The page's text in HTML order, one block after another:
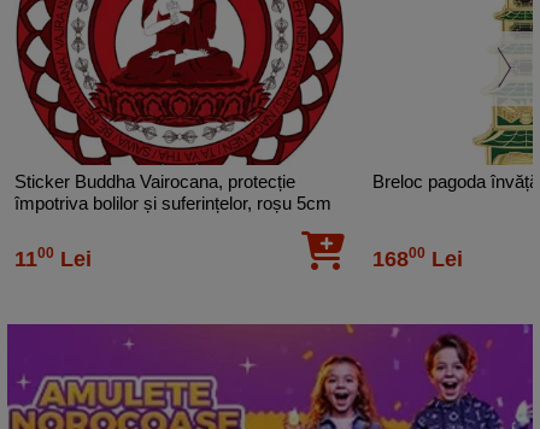
Sticker Buddha Vairocana, protecție
împotriva bolilor și suferințelor, roșu 5cm
1100 Lei
Breloc pagoda
16800 Lei